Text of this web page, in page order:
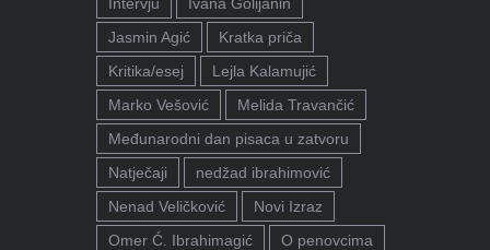
Jasmin Agić
Kratka priča
Kritika/esej
Lejla Kalamujić
Marko Vešović
Melida Travančić
Međunarodni dan pisaca u zatvoru
Natječaji
nedžad ibrahimović
Nenad Veličković
Novi Izraz
Omer Ć. Ibrahimagić
O penovcima